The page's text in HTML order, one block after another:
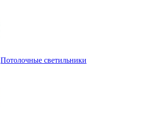
Потолочные светильники